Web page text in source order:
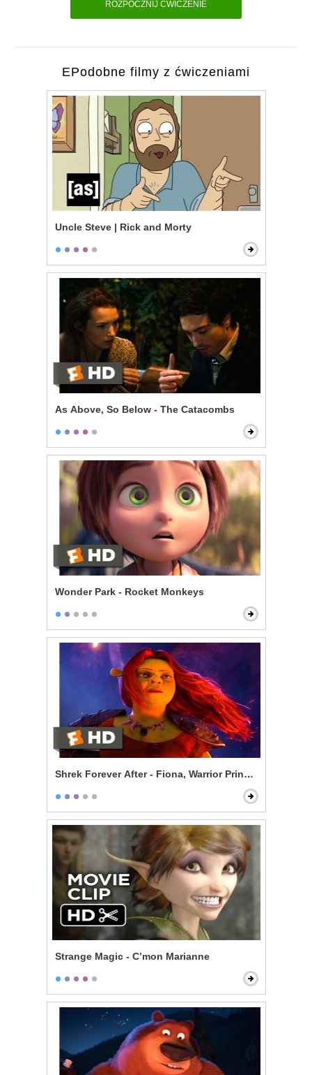
ROZPOCZNIJ ĆWICZENIE
EPodobne filmy z ćwiczeniami
Uncle Steve | Rick and Morty
As Above, So Below - The Catacombs
Wonder Park - Rocket Monkeys
Shrek Forever After - Fiona, Warrior Princess
Strange Magic - C’mon Marianne